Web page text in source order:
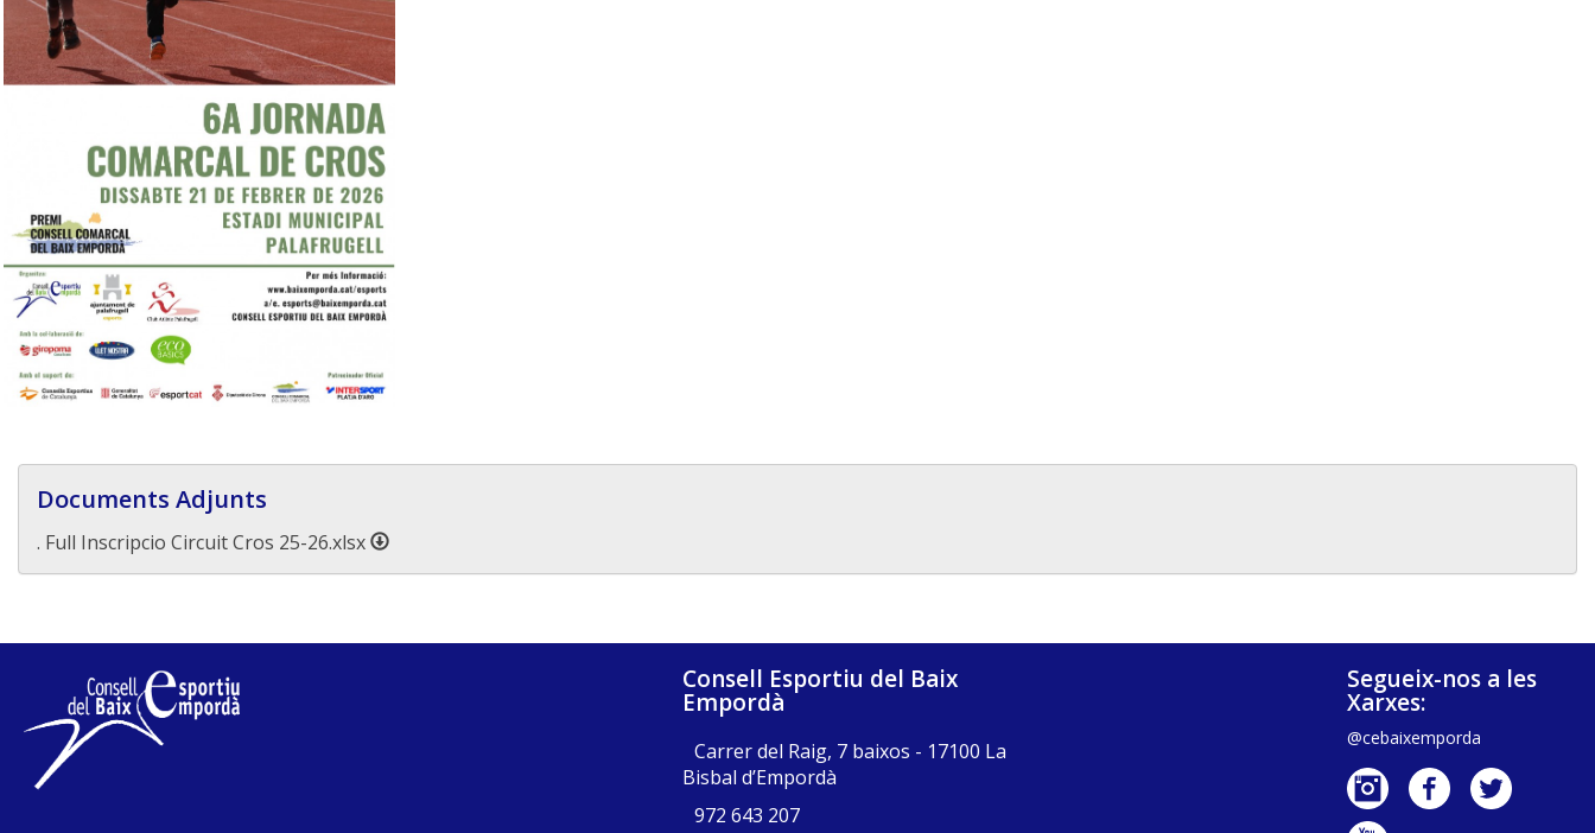
Documents Adjunts
. Full Inscripcio Circuit Cros 25-26.xlsx
Consell Esportiu del Baix
Empordà
Carrer del Raig, 7 baixos - 17100 La
Bisbal d’Empordà
972 643 207
Segueix-nos a les
Xarxes:
@cebaixemporda